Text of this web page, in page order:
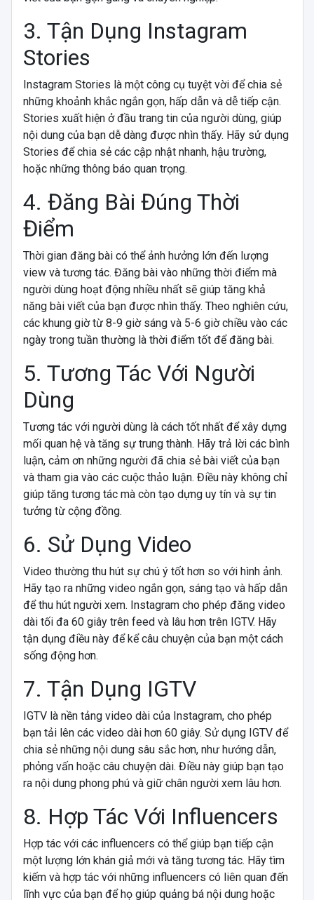
3. Tận Dụng Instagram
Stories
Instagram Stories là một công cụ tuyệt vời để chia sẻ
những khoảnh khắc ngắn gọn, hấp dẫn và dễ tiếp cận.
Stories xuất hiện ở đầu trang tin của người dùng, giúp
nội dung của bạn dễ dàng được nhìn thấy. Hãy sử dụng
Stories để chia sẻ các cập nhật nhanh, hậu trường,
hoặc những thông báo quan trọng.
4. Đăng Bài Đúng Thời
Điểm
Thời gian đăng bài có thể ảnh hưởng lớn đến lượng
view và tương tác. Đăng bài vào những thời điểm mà
người dùng hoạt động nhiều nhất sẽ giúp tăng khả
năng bài viết của bạn được nhìn thấy. Theo nghiên cứu,
các khung giờ từ 8-9 giờ sáng và 5-6 giờ chiều vào các
ngày trong tuần thường là thời điểm tốt để đăng bài.
5. Tương Tác Với Người
Dùng
Tương tác với người dùng là cách tốt nhất để xây dựng
mối quan hệ và tăng sự trung thành. Hãy trả lời các bình
luận, cảm ơn những người đã chia sẻ bài viết của bạn
và tham gia vào các cuộc thảo luận. Điều này không chỉ
giúp tăng tương tác mà còn tạo dựng uy tín và sự tin
tưởng từ cộng đồng.
6. Sử Dụng Video
Video thường thu hút sự chú ý tốt hơn so với hình ảnh.
Hãy tạo ra những video ngắn gọn, sáng tạo và hấp dẫn
để thu hút người xem. Instagram cho phép đăng video
dài tối đa 60 giây trên feed và lâu hơn trên IGTV. Hãy
tận dụng điều này để kể câu chuyện của bạn một cách
sống động hơn.
7. Tận Dụng IGTV
IGTV là nền tảng video dài của Instagram, cho phép
bạn tải lên các video dài hơn 60 giây. Sử dụng IGTV để
chia sẻ những nội dung sâu sắc hơn, như hướng dẫn,
phỏng vấn hoặc câu chuyện dài. Điều này giúp bạn tạo
ra nội dung phong phú và giữ chân người xem lâu hơn.
8. Hợp Tác Với Influencers
Hợp tác với các influencers có thể giúp bạn tiếp cận
một lượng lớn khán giả mới và tăng tương tác. Hãy tìm
kiếm và hợp tác với những influencers có liên quan đến
lĩnh vực của bạn để họ giúp quảng bá nội dung hoặc